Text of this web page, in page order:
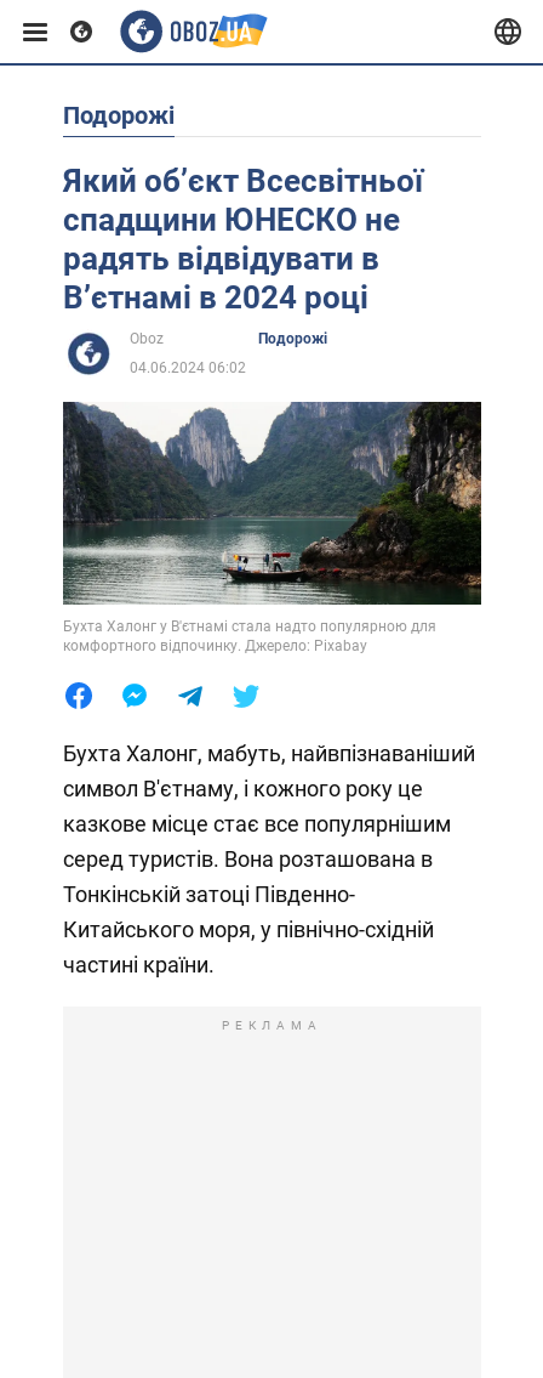
Європа
Африка
Життя
Лайфхаки
Подорожі
Який обʼєкт Всесвітньої
спадщини ЮНЕСКО не
радять відвідувати в
Вʼєтнамі в 2024 році
Oboz
Подорожі
04.06.2024 06:02
Бухта Халонг у В'єтнамі стала надто популярною для
комфортного відпочинку. Джерело: Pixabay
Бухта Халонг, мабуть, найвпізнаваніший
символ В'єтнаму, і кожного року це
казкове місце стає все популярнішим
серед туристів. Вона розташована в
Тонкінській затоці Південно-
Китайського моря, у північно-східній
частині країни.
РЕКЛАМА